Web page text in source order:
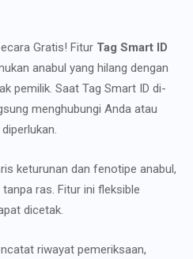
Gratis! Fitur Tag Smart ID
anabul yang hilang dengan
pemilik. Saat Tag Smart ID di-
menghubungi Anda atau
keturunan dan fenotipe anabul,
ras. Fitur ini fleksible
dicetak.
riwayat pemeriksaan,